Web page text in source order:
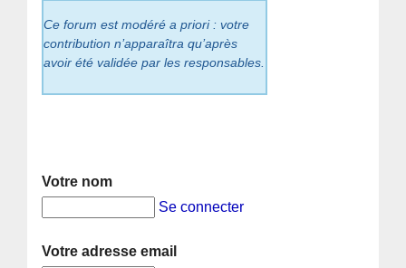
Ce forum est modéré a priori : votre
contribution n’apparaîtra qu’après
avoir été validée par les responsables.
Votre nom
Se connecter
Votre adresse email